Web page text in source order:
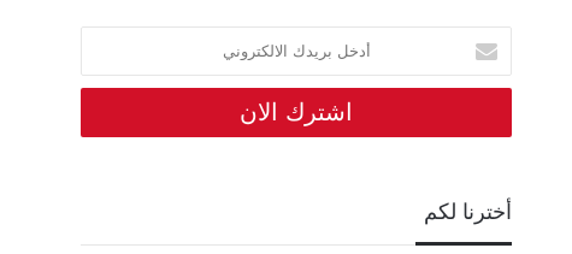
أدخل
بريدك
الالكتروني
أخترنا لكم